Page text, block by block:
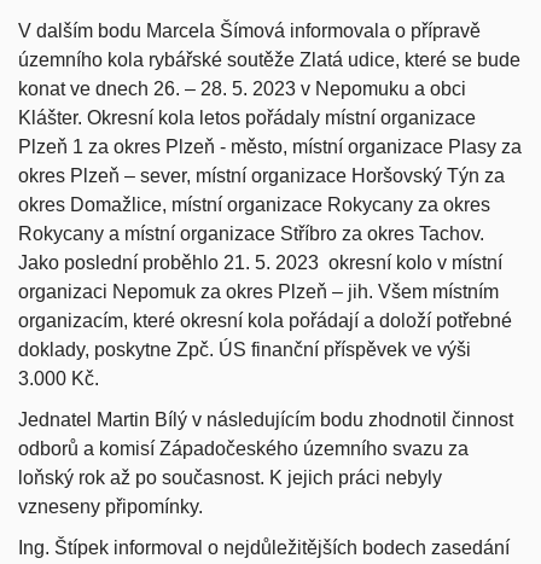
V dalším bodu Marcela Šímová informovala o přípravě
územního kola rybářské soutěže Zlatá udice, které se bude
konat ve dnech 26. – 28. 5. 2023 v Nepomuku a obci
Klášter. Okresní kola letos pořádaly místní organizace
Plzeň 1 za okres Plzeň - město, místní organizace Plasy za
okres Plzeň – sever, místní organizace Horšovský Týn za
okres Domažlice, místní organizace Rokycany za okres
Rokycany a místní organizace Stříbro za okres Tachov.
Jako poslední proběhlo 21. 5. 2023 okresní kolo v místní
organizaci Nepomuk za okres Plzeň – jih. Všem místním
organizacím, které okresní kola pořádají a doloží potřebné
doklady, poskytne Zpč. ÚS finanční příspěvek ve výši
3.000 Kč.
Jednatel Martin Bílý v následujícím bodu zhodnotil činnost
odborů a komisí Západočeského územního svazu za
loňský rok až po současnost. K jejich práci nebyly
vzneseny připomínky.
Ing. Štípek informoval o nejdůležitějších bodech zasedání